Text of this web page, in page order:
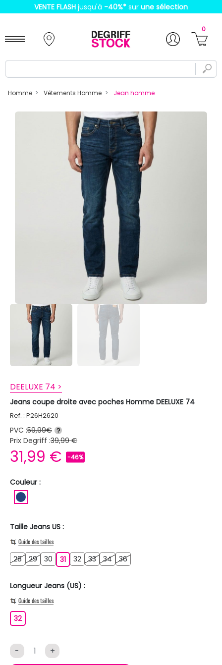
VENTE FLASH jusqu'à -40%* sur une sélection
0
Homme Vêtements Homme Jean homme
DEELUXE 74 >
Jeans coupe droite avec poches Homme DEELUXE 74
Ref. : P26H2620
PVC :59,99€ ?
Prix Degriff :39,99 €
31,99 € -46%
Couleur :
Taille Jeans US :
Guide des tailles
2828292930 303131 3232333334343636
Longueur Jeans (US) :
Guide des tailles
3232
- +